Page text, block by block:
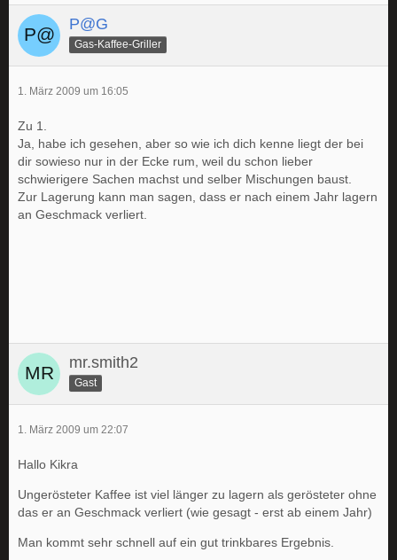
P@G
Gas-Kaffee-Griller
1. März 2009 um 16:05
Zu 1.
Ja, habe ich gesehen, aber so wie ich dich kenne liegt der bei
dir sowieso nur in der Ecke rum, weil du schon lieber
schwierigere Sachen machst und selber Mischungen baust.
Zur Lagerung kann man sagen, dass er nach einem Jahr lagern
an Geschmack verliert.
mr.smith2
Gast
1. März 2009 um 22:07
Hallo Kikra
Ungerösteter Kaffee ist viel länger zu lagern als gerösteter ohne
das er an Geschmack verliert (wie gesagt - erst ab einem Jahr)
Man kommt sehr schnell auf ein gut trinkbares Ergebnis.